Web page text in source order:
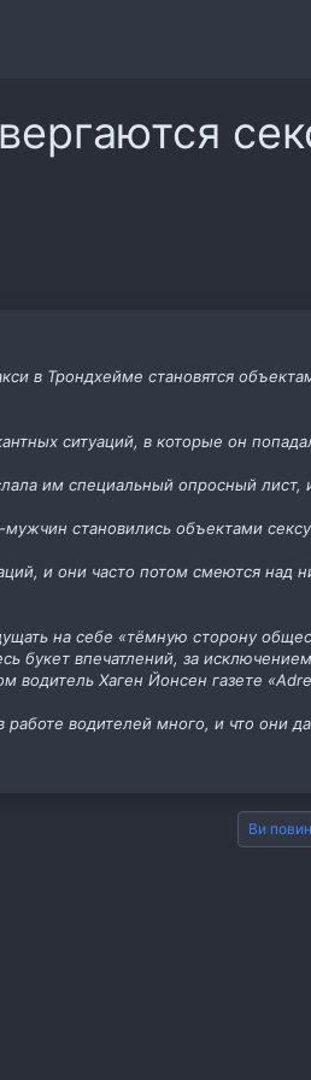
в Трондхейме становятся
ситуаций, в которые он
им специальный опросный
становились объектами
и они часто потом смеются над
на себе «тёмную сторону
впечатлений, за
Хаген Йонсен газете
водителей много, и что они
Ви